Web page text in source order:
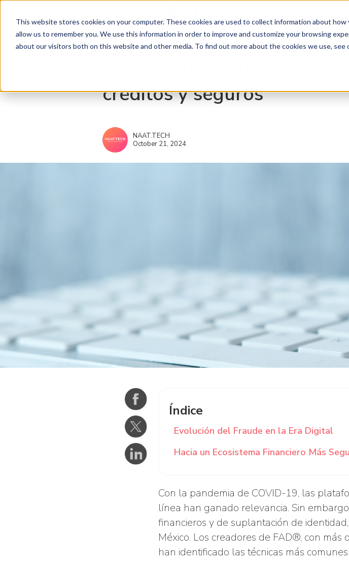
This website stores cookies on your computer. These cookies are used to collect information about
allow us to remember you. We use this information in order to improve and customize your browsing
about our visitors both on this website and other media. To find out more about the cookies we use, see
Soluciones
Como detectar un fraude
créditos y seguros
NAAT.TECH
October 21, 2024
Índice
Evolución del Fraude en la Era Digital
Hacia un Ecosistema Financiero Más
Con la pandemia de COVID-19, las
línea han ganado relevancia. Sin
financieros y de suplantación de
México. Los creadores de FAD®, con
han identificado las técnicas más